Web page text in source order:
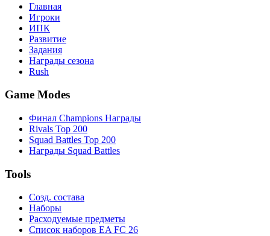
Главная
Игроки
ИПК
Развитие
Задания
Награды сезона
Rush
Game Modes
Финал Champions Награды
Rivals Top 200
Squad Battles Top 200
Награды Squad Battles
Tools
Созд. состава
Наборы
Расходуемые предметы
Список наборов EA FC 26